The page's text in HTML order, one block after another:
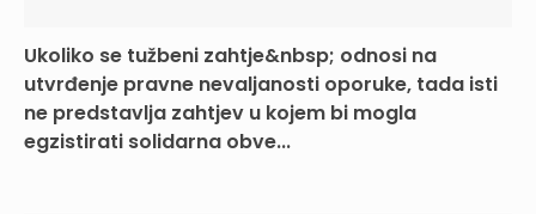
Ukoliko se tužbeni zahtje&nbsp; odnosi na
utvrđenje pravne nevaljanosti oporuke, tada isti
ne predstavlja zahtjev u kojem bi mogla
egzistirati solidarna obve...